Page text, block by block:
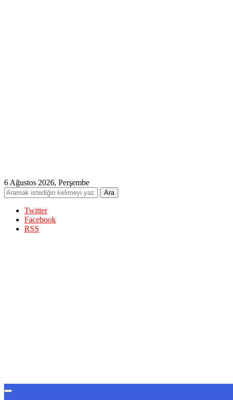
6 Ağustos 2026, Perşembe
Twitter
Facebook
RSS